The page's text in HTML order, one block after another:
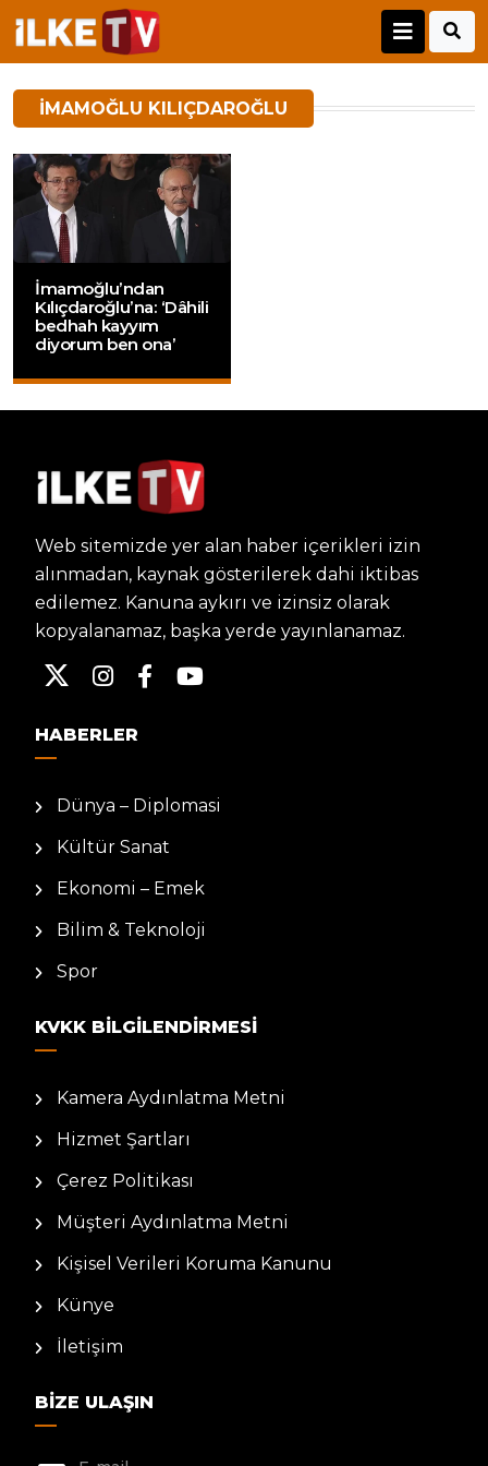
IMAMOĞLU KILIÇDAROĞLU
İmamoğlu’ndan
Kılıçdaroğlu’na: ‘Dâhili
bedhah kayyım
diyorum ben ona’
Web sitemizde yer alan haber içerikleri izin
alınmadan, kaynak gösterilerek dahi iktibas
edilemez. Kanuna aykırı ve izinsiz olarak
kopyalanamaz, başka yerde yayınlanamaz.
HABERLER
Dünya – Diplomasi
Kültür Sanat
Ekonomi – Emek
Bilim & Teknoloji
Spor
KVKK BILGILENDIRMESI
Kamera Aydınlatma Metni
Hizmet Şartları
Çerez Politikası
Müşteri Aydınlatma Metni
Kişisel Verileri Koruma Kanunu
Künye
İletişim
BIZE ULAŞIN